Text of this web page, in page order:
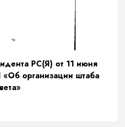
РС(Я) от 11 июня
организации штаба